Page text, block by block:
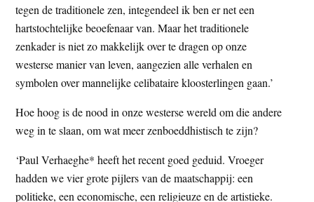
tegen de traditionele zen, integendeel ik ben er net een
hartstochtelijke beoefenaar van. Maar het traditionele
zenkader is niet zo makkelijk over te dragen op onze
westerse manier van leven, aangezien alle verhalen en
symbolen over mannelijke celibataire kloosterlingen gaan.’
Hoe hoog is de nood in onze westerse wereld om die andere
weg in te slaan, om wat meer zenboeddhistisch te zijn?
‘Paul Verhaeghe* heeft het recent goed geduid. Vroeger
hadden we vier grote pijlers van de maatschappij: een
politieke, een economische, een religieuze en de artistieke.